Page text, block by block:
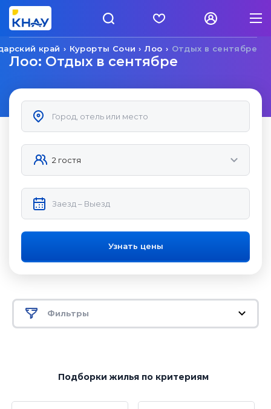
Отдых в сентябре
Лоо
Курорты Сочи
край
Лоо: Отдых в сентябре
Узнать цены
Фильтры
Подборки жильяпо критериям